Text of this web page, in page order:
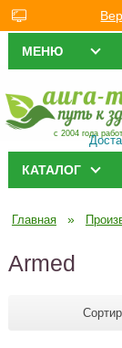
МЕНЮ
с 2004 года
КАТАЛОГ
Главная »
Armed